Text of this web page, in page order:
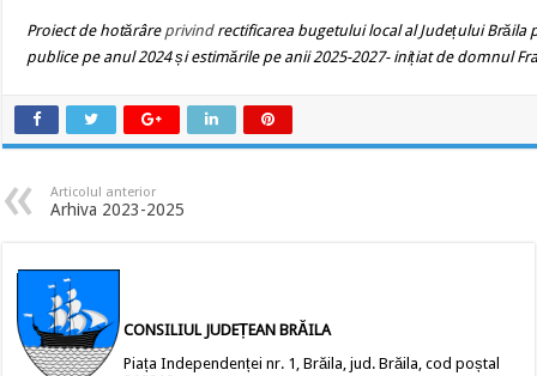
Proiect de hotărâre privind rectificarea bugetului local al Județului Brăila
publice pe anul 2024 și estimările pe anii 2025-2027- inițiat de domnul
Articolul anterior
Arhiva 2023-2025
CONSILIUL JUDEȚEAN BRĂILA
Piața Independenței nr. 1, Brăila, jud. Brăila, cod poștal